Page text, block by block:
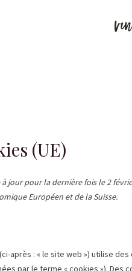
(UE)
jour pour la dernière fois le 2
Européen et de la Suisse.
(ci-après : « le site web ») utilise
par le terme « cookies »). Des